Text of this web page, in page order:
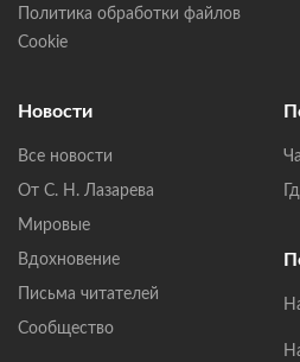
Политика обработки файлов
Cookie
Новости
Все новости
От С. Н. Лазарева
Мировые
Вдохновение
Письма читателей
Сообщество